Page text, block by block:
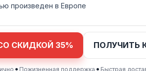
произведен в Европе
СКИДКОЙ 35% ПОЛУЧИТЬ
• Пожизненная поддержка • Быстрая